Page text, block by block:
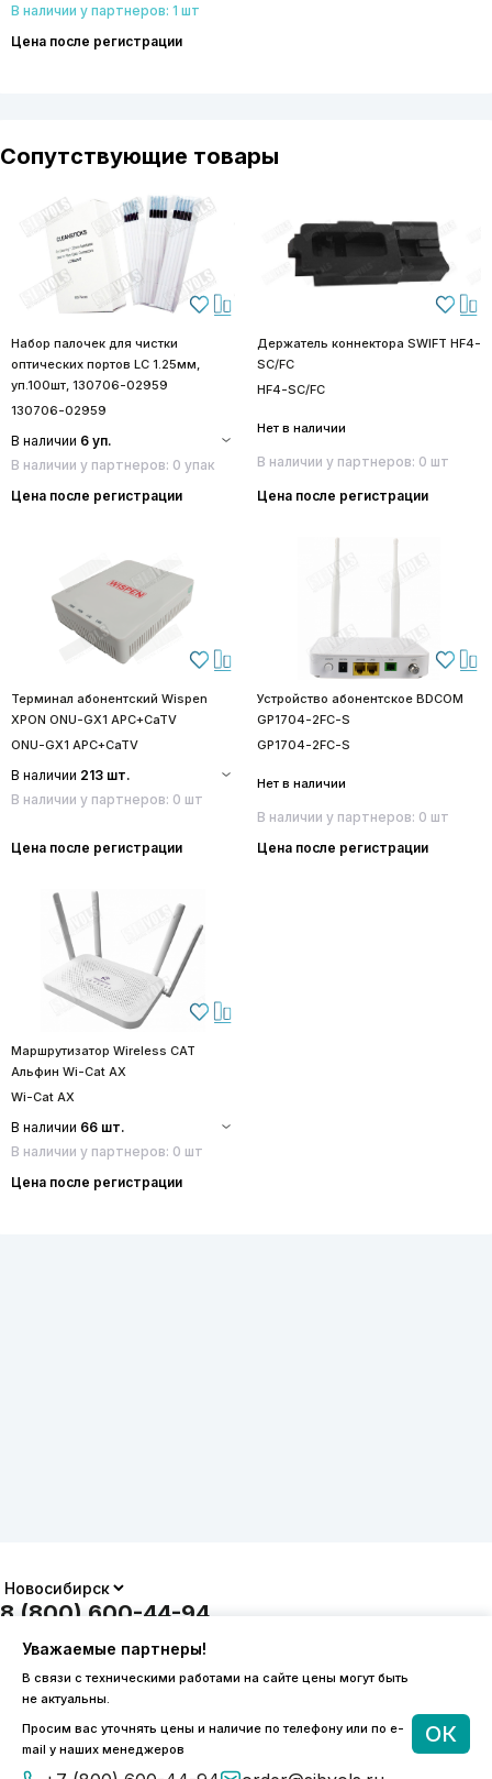
В наличии у партнеров: 1 шт
Цена после регистрации
Сопутствующие товары
Набор палочек для чистки
оптических портов LC 1.25мм,
уп.100шт, 130706-02959
130706-02959
В наличии 6 уп.
В наличии у партнеров: 0 упак
Цена после регистрации
Держатель коннектора SWIFT HF4-
SC/FC
HF4-SC/FC
Нет в наличии
В наличии у партнеров: 0 шт
Цена после регистрации
Терминал абонентский Wispen
XPON ONU-GX1 APC+CaTV
ONU-GX1 APC+CaTV
В наличии 213 шт.
В наличии у партнеров: 0 шт
Цена после регистрации
Устройство абонентское BDCOM
GP1704-2FC-S
GP1704-2FC-S
Нет в наличии
В наличии у партнеров: 0 шт
Цена после регистрации
Маршрутизатор Wireless CAT
Альфин Wi-Cat AX
Wi-Cat AX
В наличии 66 шт.
В наличии у партнеров: 0 шт
Цена после регистрации
Уважаемые партнеры!
В связи с техническими работами на сайте цены могут быть
не актуальны.
Просим вас уточнять цены и наличие по телефону или по e-
mail у наших менеджеров
ОК
8 (800) 600-44-94
ПН-ПТ 9:00 - 18:00
order@sibvols.ru
Каталог
Контакты